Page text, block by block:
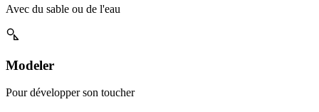
Avec du sable ou de l'eau
Modeler
Pour développer son toucher